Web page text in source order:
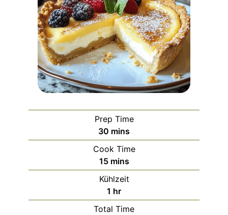
Prep Time
30 minutes
mins
Cook Time
15minutes
mins
Kühlzeit
1 hour
hr
Total Time